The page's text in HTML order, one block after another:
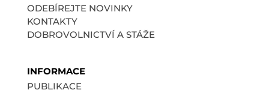
ODEBÍREJTE NOVINKY
KONTAKTY
DOBROVOLNICTVÍ A STÁŽE
INFORMACE
PUBLIKACE